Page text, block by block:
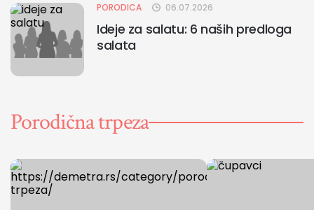
PORODICA 06.07.2026
Ideje za salatu: 6 naših predloga
salata
Porodična trpeza